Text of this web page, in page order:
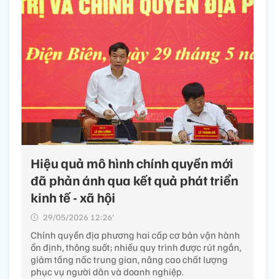
Hiệu quả mô hình chính quyền mới
đã phản ánh qua kết quả phát triển
kinh tế - xã hội
29/05/2026 12:26’
Chính quyền địa phương hai cấp cơ bản vận hành
ổn định, thông suốt; nhiều quy trình được rút ngắn,
giảm tầng nấc trung gian, nâng cao chất lượng
phục vụ người dân và doanh nghiệp.